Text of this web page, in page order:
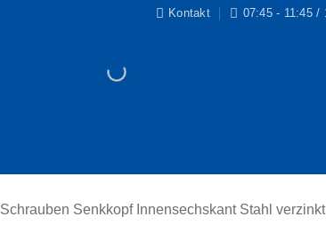
Kontakt 07:45 - 11:45 /
Schrauben Senkkopf Innensechskant Stahl